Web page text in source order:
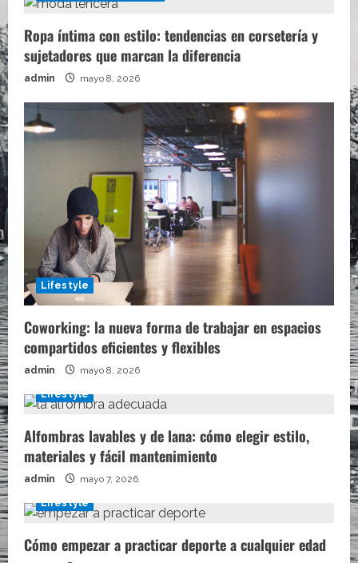
Ropa íntima con estilo: tendencias en corsetería y
sujetadores que marcan la diferencia
admin mayo 8, 2026
Lifestyle
Coworking: la nueva forma de trabajar en espacios
compartidos eficientes y flexibles
admin mayo 8, 2026
Lifestyle
Alfombras lavables y de lana: cómo elegir estilo,
materiales y fácil mantenimiento
admin mayo 7, 2026
Lifestyle
Cómo empezar a practicar deporte a cualquier edad